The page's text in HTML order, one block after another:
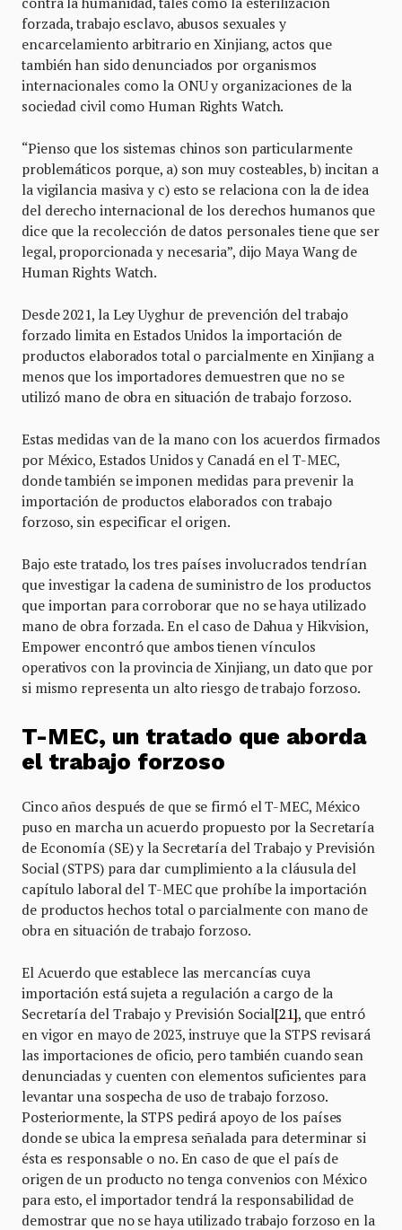
forzada, trabajo esclavo, abusos sexuales y
encarcelamiento arbitrario en Xinjiang, actos que
también han sido denunciados por organismos
internacionales como la ONU y organizaciones de la
sociedad civil como Human Rights Watch.
“Pienso que los sistemas chinos son particularmente
problemáticos porque, a) son muy costeables, b) incitan a
la vigilancia masiva y c) esto se relaciona con la de idea
del derecho internacional de los derechos humanos que
dice que la recolección de datos personales tiene que ser
legal, proporcionada y necesaria”, dijo Maya Wang de
Human Rights Watch.
Desde 2021, la Ley Uyghur de prevención del trabajo
forzado limita en Estados Unidos la importación de
productos elaborados total o parcialmente en Xinjiang a
menos que los importadores demuestren que no se
utilizó mano de obra en situación de trabajo forzoso.
Estas medidas van de la mano con los acuerdos firmados
por México, Estados Unidos y Canadá en el T-MEC,
donde también se imponen medidas para prevenir la
importación de productos elaborados con trabajo
forzoso, sin especificar el origen.
Bajo este tratado, los tres países involucrados tendrían
que investigar la cadena de suministro de los productos
que importan para corroborar que no se haya utilizado
mano de obra forzada. En el caso de Dahua y Hikvision,
Empower encontró que ambos tienen vínculos
operativos con la provincia de Xinjiang, un dato que por
si mismo representa un alto riesgo de trabajo forzoso.
T-MEC, un tratado que aborda
el trabajo forzoso
Cinco años después de que se firmó el T-MEC, México
puso en marcha un acuerdo propuesto por la Secretaría
de Economía (SE) y la Secretaría del Trabajo y Previsión
Social (STPS) para dar cumplimiento a la cláusula del
capítulo laboral del T-MEC que prohíbe la importación
de productos hechos total o parcialmente con mano de
obra en situación de trabajo forzoso.
El Acuerdo que establece las mercancías cuya
importación está sujeta a regulación a cargo de la
Secretaría del Trabajo y Previsión Social[21], que entró
en vigor en mayo de 2023, instruye que la STPS revisará
las importaciones de oficio, pero también cuando sean
denunciadas y cuenten con elementos suficientes para
levantar una sospecha de uso de trabajo forzoso.
Posteriormente, la STPS pedirá apoyo de los países
donde se ubica la empresa señalada para determinar si
ésta es responsable o no. En caso de que el país de
origen de un producto no tenga convenios con México
para esto, el importador tendrá la responsabilidad de
demostrar que no se haya utilizado trabajo forzoso en la